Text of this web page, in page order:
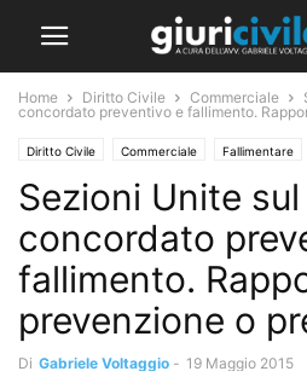
Home Diritto Civile Commerciale
concordato preventivo e fallimento.
Diritto Civile Commerciale Fallimentare
Procedure Concorsuali Sezioni Unite
Sezioni Unite
concordato
fallimento.
prevenzione o
Di Gabriele Voltaggio - 19 Maggio 2015